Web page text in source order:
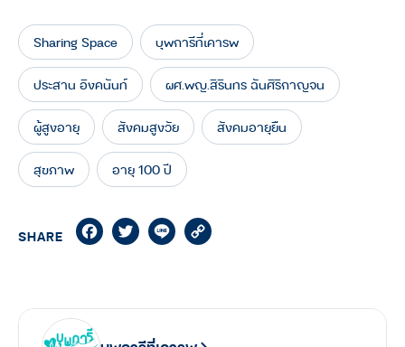
Sharing Space บุพการีที่เคารพ
ประสาน อิงคนันท์ ผศ.พญ.สิรินทร ฉันศิริกาญจน
ผู้สูงอายุ สังคมสูงวัย สังคมอายุยืน
สุขภาพ อายุ 100 ปี
SHARE FacebookTwitterLine